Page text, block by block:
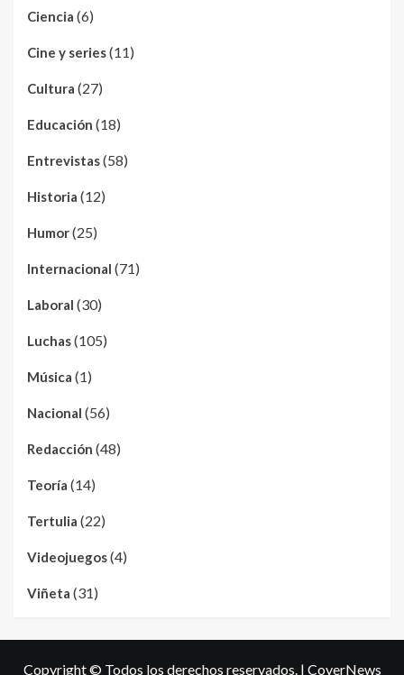
Ciencia (6)
Cine y series(11)
Cultura (27)
Educación (18)
Entrevistas(58)
Historia (12)
Humor(25)
Internacional (71)
Laboral (30)
Luchas(105)
Música (1)
Nacional (56)
Redacción (48)
Teoría (14)
Tertulia (22)
Videojuegos(4)
Viñeta (31)
Copyright © Todos los derechos reservados. | CoverNews